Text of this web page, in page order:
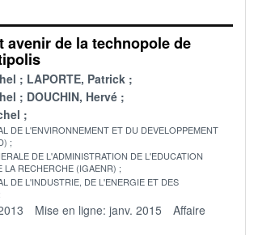
avenir de la technopole de
LAPORTE, Patrick
DOUCHIN, Hervé
DE L'ENVIRONNEMENT ET DU DEVELOPPEMENT
DE L'ADMINISTRATION DE L'EDUCATION
LA RECHERCHE (IGAENR)
DE L'INDUSTRIE, DE L'ENERGIE ET DES
Mise en ligne: janv. 2015
Affaire